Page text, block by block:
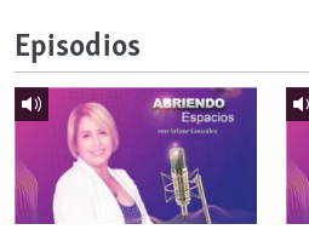
LA INVASIÓN DE RUSIA A UCRANIA
Episodios